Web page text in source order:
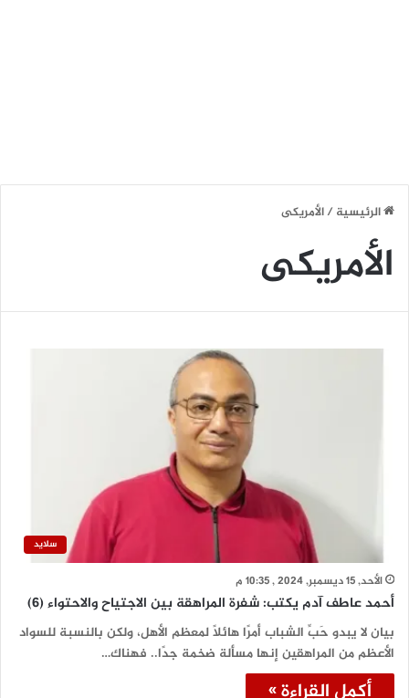
الرئيسية/الأمريكى
الأمريكى
سلايد
الأحد, 15 ديسمبر, 2024 , 10:35 م
أحمد عاطف آدم يكتب: شفرة المراهقة بين الاجتياح والاحتواء (6)
بيان لا يبدو حَبِّ الشباب أمرًا هائلًا لمعظم الأهل، ولكن بالنسبة للسواد
الأعظم من المراهقين إنها مسألة ضخمة جدًا.. فهناك…
أكمل القراءة »